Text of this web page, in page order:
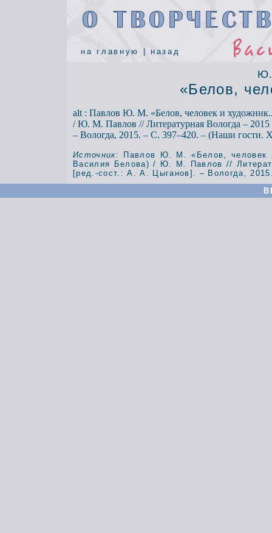
на главную назад
«Белов,
alt : Павлов Ю. М. «Белов, человек и
/ Ю. М. Павлов // Литературная Вологда –
– Вологда, 2015. – С. 397–420. – (Наши гости.
Источник:
Павлов Ю. М. «Белов, человек
Василия Белова) / Ю. М. Павлов //
[ред.-сост.: А. А. Цыганов]. – Вологда,